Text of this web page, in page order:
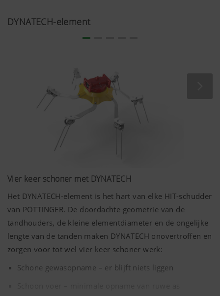
De weerbare KTL-lak en poedercoating garanderen
kleuren en het moderne design werkt u met plezier met
DYNATECH-element
Vier keer schoner met DYNATECH
Het DYNATECH-element is het hart van elke HIT-schudder
van PÖTTINGER. De doordachte geometrie van de
tandhouders, de kleine elementdiameter en de ongelijke
lengte van de tanden maken DYNATECH onovertroffen en
zorgen voor tot wel vier keer schoner werk:
Schone gewasopname – er blijft niets liggen